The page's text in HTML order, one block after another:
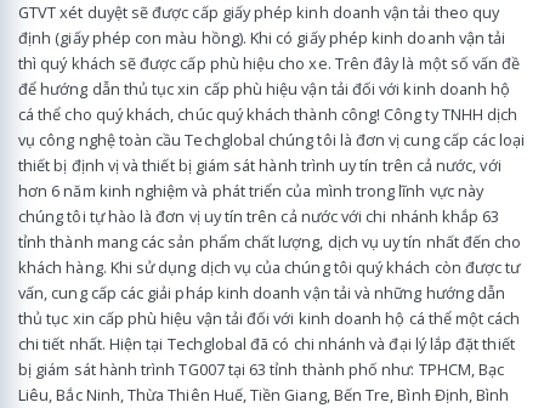
GTVT xét duyệt sẽ được cấp giấy phép kinh doanh vận tải theo quy
định (giấy phép con màu hồng). Khi có giấy phép kinh doanh vận tải
thì quý khách sẽ được cấp phù hiệu cho xe. Trên đây là một số vấn đề
để hướng dẫn thủ tục xin cấp phù hiệu vận tải đối với kinh doanh hộ
cá thể cho quý khách, chúc quý khách thành công! Công ty TNHH dịch
vụ công nghệ toàn cầu Techglobal chúng tôi là đơn vị cung cấp các loại
thiết bị định vị và thiết bị giám sát hành trình uy tín trên cả nước, với
hơn 6 năm kinh nghiệm và phát triển của mình trong lĩnh vực này
chúng tôi tự hào là đơn vị uy tín trên cả nước với chi nhánh khắp 63
tỉnh thành mang các sản phẩm chất lượng, dịch vụ uy tín nhất đến cho
khách hàng. Khi sử dụng dịch vụ của chúng tôi quý khách còn được tư
vấn, cung cấp các giải pháp kinh doanh vận tải và những hướng dẫn
thủ tục xin cấp phù hiệu vận tải đối với kinh doanh hộ cá thể một cách
chi tiết nhất. Hiện tại Techglobal đã có chi nhánh và đại lý lắp đặt thiết
bị giám sát hành trình TG007 tại 63 tỉnh thành phố như: TPHCM, Bạc
Liêu, Bắc Ninh, Thừa Thiên Huế, Tiền Giang, Bến Tre, Bình Định, Bình